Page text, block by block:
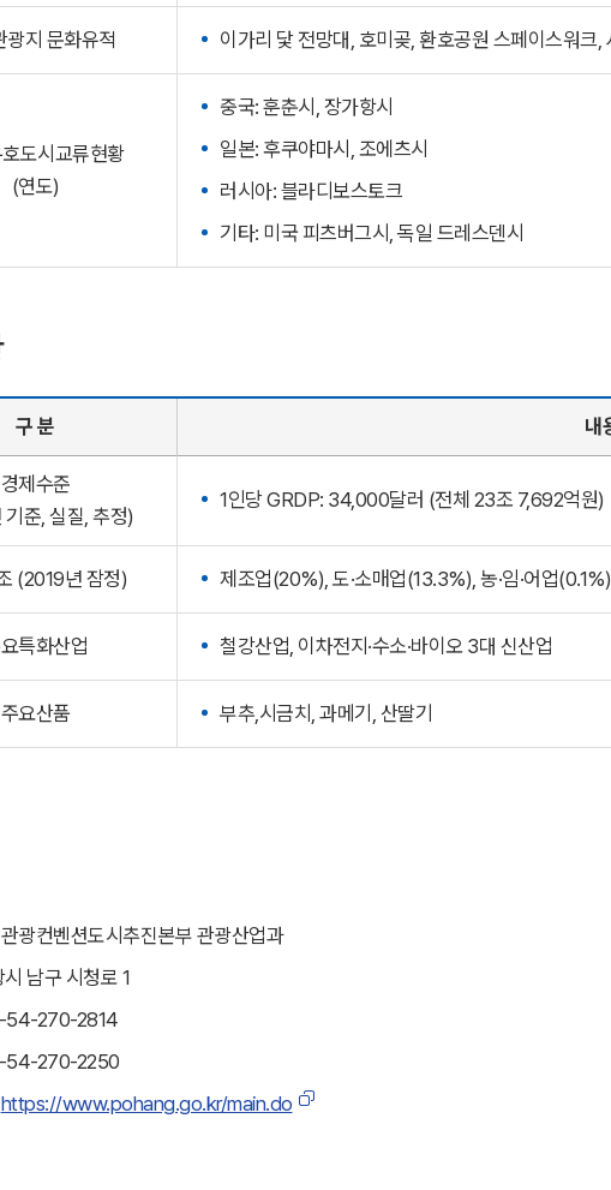
광지 문화유적 이가리 닻 전망대, 호미곶, 환호공원 스페이스워크
호도시교류현황
(연도)
중국: 훈춘시, 장가항시
일본: 후쿠야마시, 조에츠시
러시아: 블라디보스토크
기타: 미국 피츠버그시, 독일 드레스덴시
구 분 내
경제수준
준, 실질, 추정)
1인당 GRDP: 34,000달러 (전체 23조 7,692억원)
(2019년 잠정) 제조업(20%), 도·소매업(13.3%), 농·임·어업(0.1%)
특화산업 철강산업, 이차전지·수소·바이오 3대 신산업
주요산품 부추,시금치, 과메기, 산딸기
광컨벤션도시추진본부 관광산업과
남구 시청로 1
54-270-2814
54-270-2250
https://www.pohang.go.kr/main.do